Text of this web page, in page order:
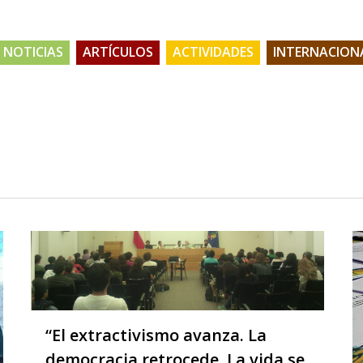
NOTICIAS ARTÍCULOS ACTIVIDADES
“El extractivismo avanza. La